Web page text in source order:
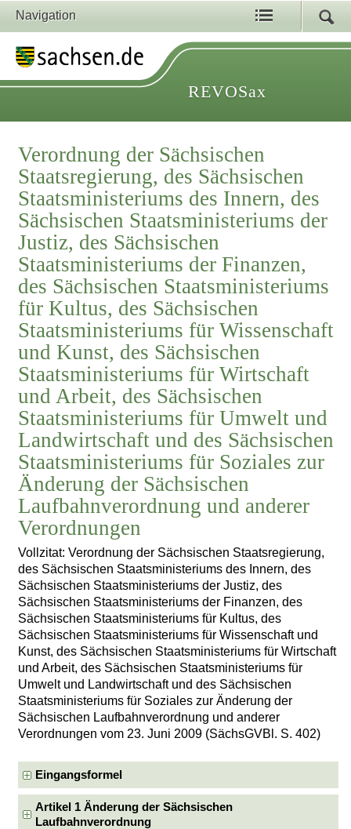
Navigation
REVOSax
Verordnung der Sächsischen
Staatsregierung, des Sächsischen
Staatsministeriums des Innern, des
Sächsischen Staatsministeriums der
Justiz, des Sächsischen
Staatsministeriums der Finanzen,
des Sächsischen Staatsministeriums
für Kultus, des Sächsischen
Staatsministeriums für Wissenschaft
und Kunst, des Sächsischen
Staatsministeriums für Wirtschaft
und Arbeit, des Sächsischen
Staatsministeriums für Umwelt und
Landwirtschaft und des Sächsischen
Staatsministeriums für Soziales zur
Änderung der Sächsischen
Laufbahnverordnung und anderer
Verordnungen
Vollzitat: Verordnung der Sächsischen Staatsregierung,
des Sächsischen Staatsministeriums des Innern, des
Sächsischen Staatsministeriums der Justiz, des
Sächsischen Staatsministeriums der Finanzen, des
Sächsischen Staatsministeriums für Kultus, des
Sächsischen Staatsministeriums für Wissenschaft und
Kunst, des Sächsischen Staatsministeriums für Wirtschaft
und Arbeit, des Sächsischen Staatsministeriums für
Umwelt und Landwirtschaft und des Sächsischen
Staatsministeriums für Soziales zur Änderung der
Sächsischen Laufbahnverordnung und anderer
Verordnungen vom 23. Juni 2009 (SächsGVBl. S. 402)
Eingangsformel
Artikel 1 Änderung der Sächsischen
Laufbahnverordnung